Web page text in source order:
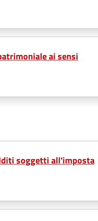
ai sensi
soggetti all'imposta